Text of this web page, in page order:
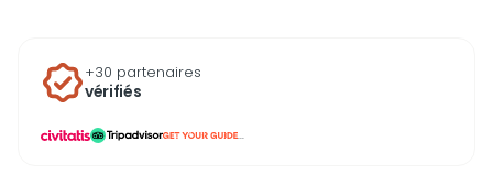
+30 partenaires
vérifiés
...